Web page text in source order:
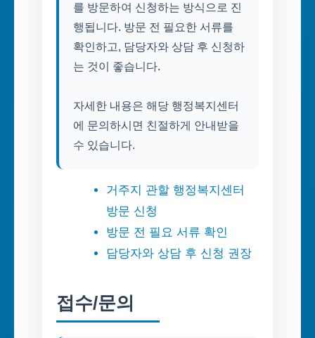
를 방문하여 신청하는 방식으로 진
행됩니다. 방문 전 필요한 서류를
확인하고, 담당자와 상담 후 신청하
는 것이 좋습니다.
자세한 내용은 해당 행정복지센터
에 문의하시면 친절하게 안내받을
수 있습니다.
거주지 관할 행정복지센터
방문 신청
방문 전 필요 서류 확인
담당자와 상담 후 신청 권장
접수/문의